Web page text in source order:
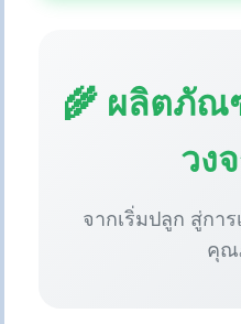
🌾 ผลิตภัณ
วง
จากเริ่มปลูก สู่กา
คุณ